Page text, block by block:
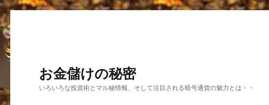
お金儲けの秘密
いろいろな投資術とマル秘情報、そして注目される暗号通貨の魅力とは・・